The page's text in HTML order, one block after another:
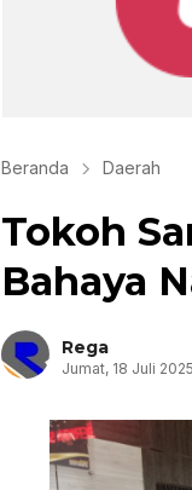
Beranda Daerah
Tokoh
Bahaya
Rega
Jumat, 18 Juli